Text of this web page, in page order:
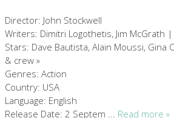
Director: John Stockwell
Writers: Dimitri Logothetis, Jim McGrath
Stars: Dave Bautista, Alain Moussi, Gina
& crew »
Genres: Action
Country: USA
Language: English
Release Date: 2 Septem ... Read more »